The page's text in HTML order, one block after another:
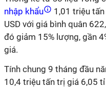
nhập khẩu
1,01 triệu
USD với giá bình quân
đó giảm 15% lượng, gần
giá.
Tính chung 9 tháng đầu
10,4 triệu tấn trị giá 6,05